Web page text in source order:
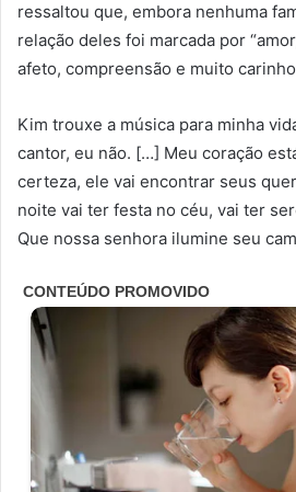
ressaltou que, embora nenhuma
relação deles foi marcada por
afeto, compreensão e muito
Kim trouxe a música para minha
cantor, eu não. […] Meu coração
certeza, ele vai encontrar seus
noite vai ter festa no céu, vai ter
Que nossa senhora ilumine seu